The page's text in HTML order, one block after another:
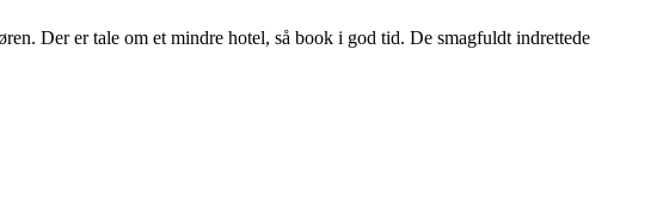
Der er tale om et mindre hotel, så book i god tid. De smagfuldt indrettede